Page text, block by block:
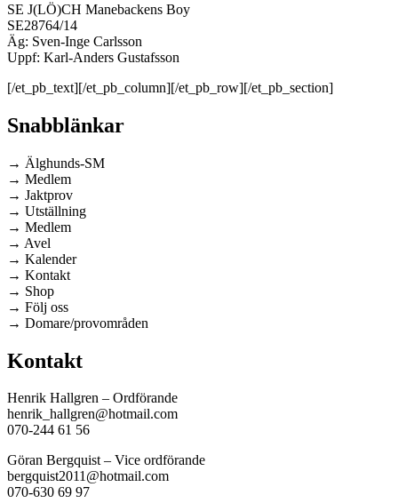
SE J(LÖ)CH Manebackens Boy
SE28764/14
Äg: Sven-Inge Carlsson
Uppf: Karl-Anders Gustafsson
[/et_pb_text][/et_pb_column][/et_pb_row][/et_pb_section]
Snabblänkar
→ Älghunds-SM
→ Medlem
→ Jaktprov
→ Utställning
→ Medlem
→ Avel
→ Kalender
→ Kontakt
→ Shop
→ Följ oss
→ Domare/provområden
Kontakt
Henrik Hallgren – Ordförande
henrik_hallgren@hotmail.com
070-244 61 56
Göran Bergquist – Vice ordförande
bergquist2011@hotmail.com
070-630 69 97